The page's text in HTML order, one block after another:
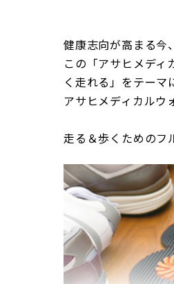
健康志向が高まる今
この「アサヒメディ
く走れる」をテーマ
アサヒメディカルウ
走る＆歩くためのフ